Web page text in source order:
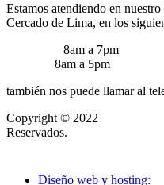
Estamos atendiendo en
Cercado de Lima, en los
8am a 7pm
8am a 5pm
también nos puede llamar al
Copyright © 2022
Reservados.
Diseño web y hosting: